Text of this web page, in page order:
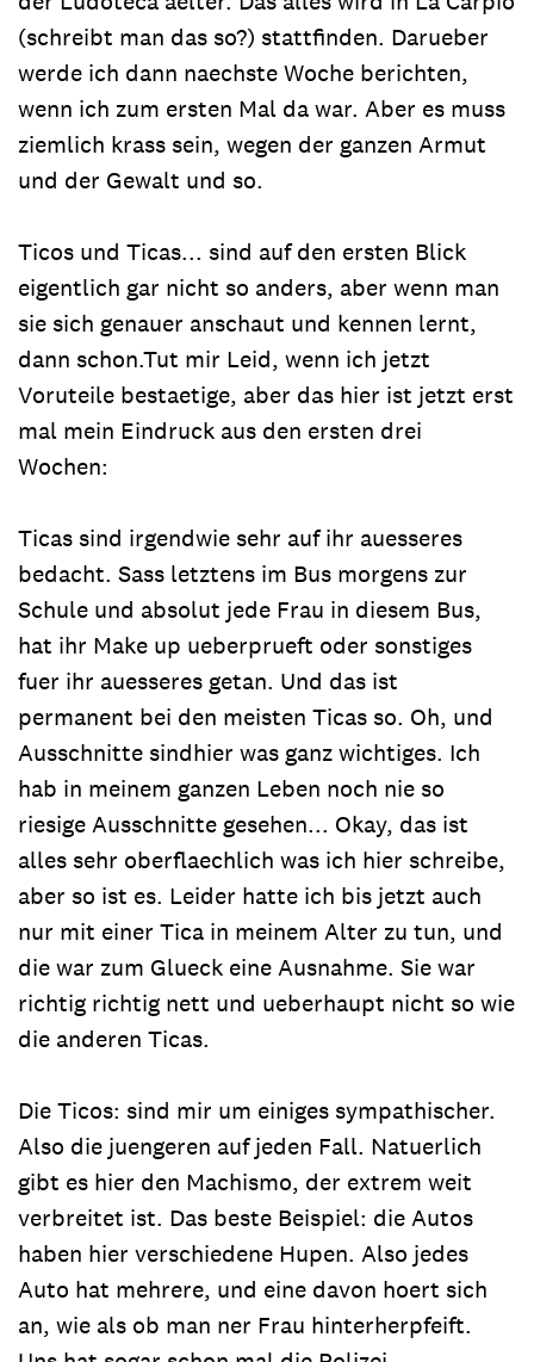
(schreibt man das so?) stattfinden. Darueber
werde ich dann naechste Woche berichten,
wenn ich zum ersten Mal da war. Aber es muss
ziemlich krass sein, wegen der ganzen Armut
und der Gewalt und so.
Ticos und Ticas... sind auf den ersten Blick
eigentlich gar nicht so anders, aber wenn man
sie sich genauer anschaut und kennen lernt,
dann schon.Tut mir Leid, wenn ich jetzt
Voruteile bestaetige, aber das hier ist jetzt erst
mal mein Eindruck aus den ersten drei
Wochen:
Ticas sind irgendwie sehr auf ihr auesseres
bedacht. Sass letztens im Bus morgens zur
Schule und absolut jede Frau in diesem Bus,
hat ihr Make up ueberprueft oder sonstiges
fuer ihr auesseres getan. Und das ist
permanent bei den meisten Ticas so. Oh, und
Ausschnitte sindhier was ganz wichtiges. Ich
hab in meinem ganzen Leben noch nie so
riesige Ausschnitte gesehen... Okay, das ist
alles sehr oberflaechlich was ich hier schreibe,
aber so ist es. Leider hatte ich bis jetzt auch
nur mit einer Tica in meinem Alter zu tun, und
die war zum Glueck eine Ausnahme. Sie war
richtig richtig nett und ueberhaupt nicht so wie
die anderen Ticas.
Die Ticos: sind mir um einiges sympathischer.
Also die juengeren auf jeden Fall. Natuerlich
gibt es hier den Machismo, der extrem weit
verbreitet ist. Das beste Beispiel: die Autos
haben hier verschiedene Hupen. Also jedes
Auto hat mehrere, und eine davon hoert sich
an, wie als ob man ner Frau hinterherpfeift.